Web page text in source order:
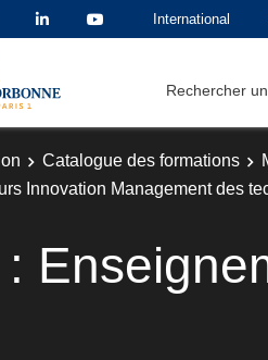
International
Rechercher
Catalogue des formations
Innovation Management des